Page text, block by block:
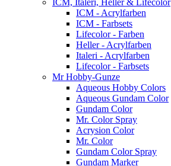
ICM, Italeri, Heller & Lifecolor
ICM - Acrylfarben
ICM - Farbsets
Lifecolor - Farben
Heller - Acrylfarben
Italeri - Acrylfarben
Lifecolor - Farbsets
Mr Hobby-Gunze
Aqueous Hobby Colors
Aqueous Gundam Color
Gundam Color
Mr. Color Spray
Acrysion Color
Mr. Color
Gundam Color Spray
Gundam Marker